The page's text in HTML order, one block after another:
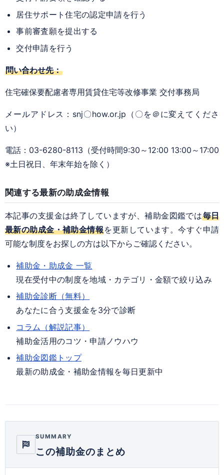
居住サポート住宅の認定申請を行う
事前審査願を提出する
交付申請を行う
問い合わせ先：
住宅確保要配慮者専用賃貸住宅等改修事業 交付事務局
メールアドレス：snj〇how.or.jp（〇を＠に変えてくださ
い）
電話：03-6280-8113（受付時間9:30～12:00 13:00～17:00
※土日祝日、年末年始を除く）
関連する最新の助成金情報
本記事の支援金は終了していますが、補助金図鑑では毎日
最新の助成金・補助金情報を更新しています。今すぐ申請
可能な制度をお探しの方は以下からご確認ください。
補助金・助成金 一覧
現在受付中の制度を地域・カテゴリ・金額で絞り込み
補助金診断（無料）
あなたに合う支援金を3分で診断
コラム（解説記事）
補助金活用のコツ・申請ノウハウ
補助金図鑑トップ
最新の助成金・補助金情報を毎日更新中
SUMMARY
この補助金のまとめ